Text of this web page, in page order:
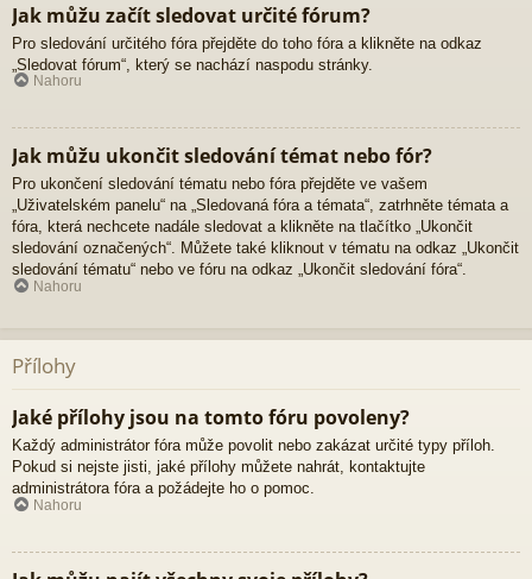
Jak můžu začít sledovat určité fórum?
Pro sledování určitého fóra přejděte do toho fóra a klikněte na odkaz
„Sledovat fórum“, který se nachází naspodu stránky.
Nahoru
Jak můžu ukončit sledování témat nebo fór?
Pro ukončení sledování tématu nebo fóra přejděte ve vašem
„Uživatelském panelu“ na „Sledovaná fóra a témata“, zatrhněte témata a
fóra, která nechcete nadále sledovat a klikněte na tlačítko „Ukončit
sledování označených“. Můžete také kliknout v tématu na odkaz „Ukončit
sledování tématu“ nebo ve fóru na odkaz „Ukončit sledování fóra“.
Nahoru
Přílohy
Jaké přílohy jsou na tomto fóru povoleny?
Každý administrátor fóra může povolit nebo zakázat určité typy příloh.
Pokud si nejste jisti, jaké přílohy můžete nahrát, kontaktujte
administrátora fóra a požádejte ho o pomoc.
Nahoru